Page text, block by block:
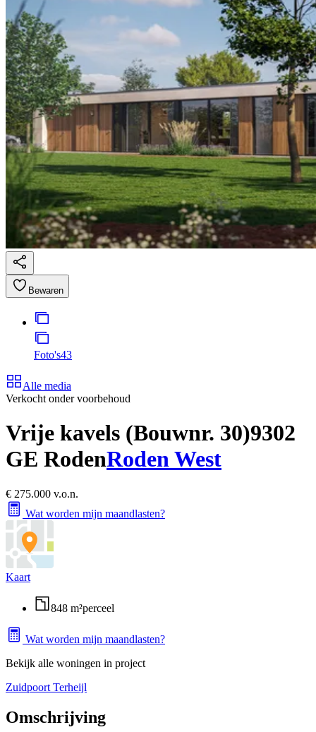
Bewaren
Foto's43
Alle media
Verkocht onder voorbehoud
Vrije kavels (Bouwnr. 30)9302
GE RodenRoden West
€ 275.000 v.o.n.
Wat worden mijn maandlasten?
Kaart
848 m²perceel
Wat worden mijn maandlasten?
Bekijk alle woningen in project
Zuidpoort Terheijl
Omschrijving